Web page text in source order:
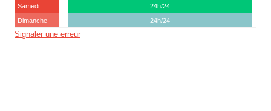
Samedi
24h/24
Dimanche
24h/24
Signaler une erreur